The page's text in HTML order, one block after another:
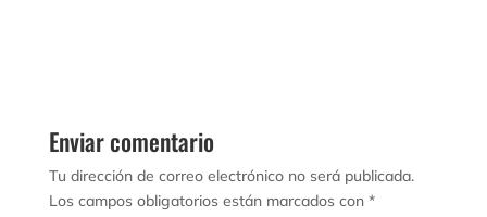
Enviar comentario
Tu dirección de correo electrónico no será publicada.
Los campos obligatorios están marcados con *